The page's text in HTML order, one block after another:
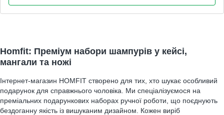
Homfit: Преміум набори шампурів у кейсі,
мангали та ножі
Інтернет-магазин HOMFIT створено для тих, хто шукає особливий
подарунок для справжнього чоловіка. Ми спеціалізуємося на
преміальних подарункових наборах ручної роботи, що поєднують
бездоганну якість із вишуканим дизайном. Кожен виріб